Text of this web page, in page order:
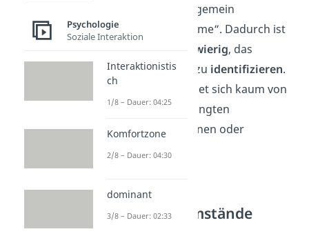
fehlen außerdem allgemein
akzeptierte „Symptome“. Dadurch ist
schwierig, das
Syndromeindeutig zu identifizieren.
Denn es unterscheidet sich kaum von
anderen traumabedingten
psychischen Reaktionen oder
Bindungsstörungen.
Kritische
Entstehungsumstände
Psychologie
Soziale Interaktion
Interaktionistis
ch
1/8 – Dauer: 04:25
Komfortzone
2/8 – Dauer: 04:30
dominant
3/8 – Dauer: 02:33